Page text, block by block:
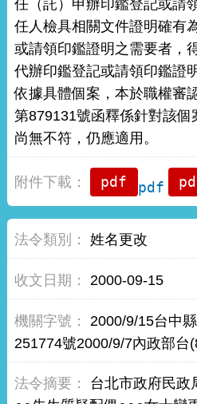
任（託）申辦印鑑登記或請
任人檢具相關文件證明確有
或請領印鑑證明之需要者，
代辦印鑑登記或請領印鑑證
依據具體個案，本於職權審
第879131號函釋係針對該個
尚無不符，仍應適用。
pdf
姓名更改
2000-09-15
2000/9/15台中
251774號2000/9/7內政部台
台北市政府民政